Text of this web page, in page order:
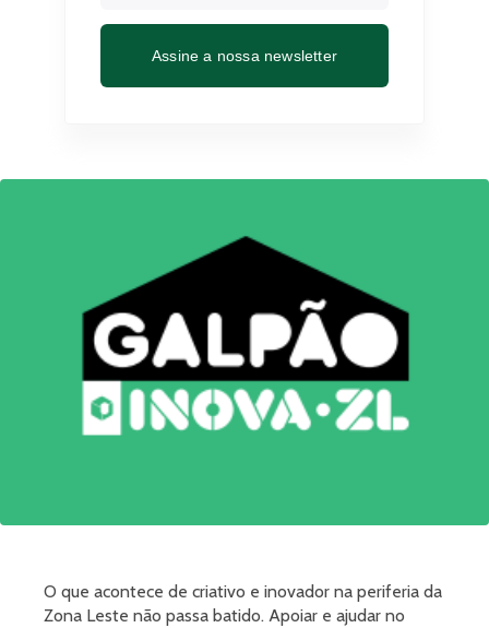
O que acontece de criativo e inovador na periferia da
Zona Leste não passa batido. Apoiar e ajudar no
Assine a nossa newsletter